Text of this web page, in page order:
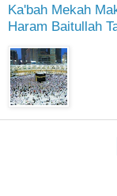
Ka'bah Mekah
Haram Baitullah